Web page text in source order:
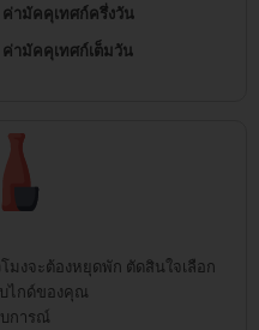
ค่ามัคคุเทศก์ครึ่งวัน
ค่ามัคคุเทศก์เต็มวัน
มงจะต้องหยุดพัก ตัดสินใจเลือก
ไกด์ของคุณ
การณ์